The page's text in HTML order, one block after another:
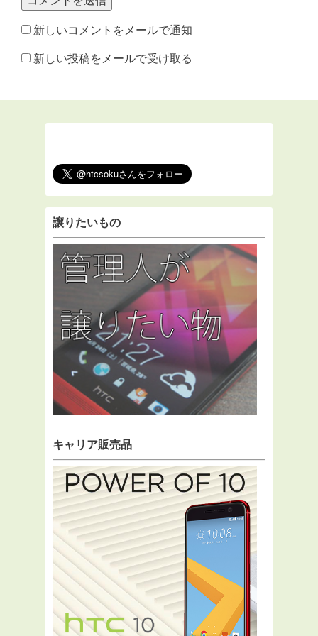
新しいコメントをメールで通知
新しい投稿をメールで受け取る
譲りたいもの
キャリア販売品